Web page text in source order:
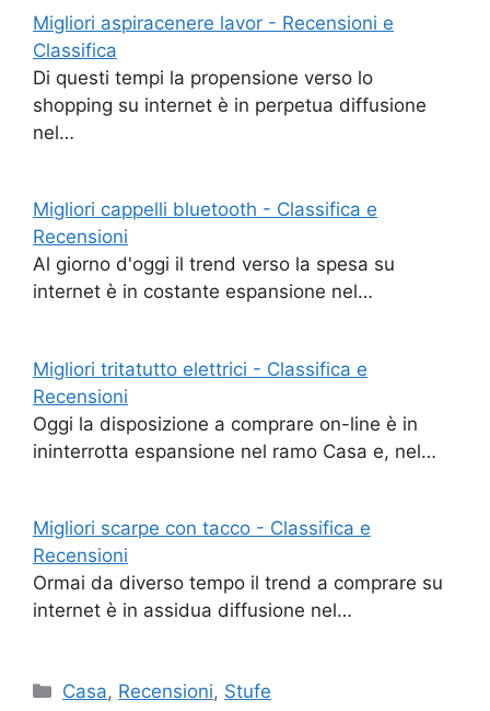
Migliori aspiracenere lavor - Recensioni e
Classifica
Di questi tempi la propensione verso lo
shopping su internet è in perpetua diffusione
nel…
Migliori cappelli bluetooth - Classifica e
Recensioni
Al giorno d'oggi il trend verso la spesa su
internet è in costante espansione nel…
Migliori tritatutto elettrici - Classifica e
Recensioni
Oggi la disposizione a comprare on-line è in
ininterrotta espansione nel ramo Casa e, nel…
Migliori scarpe con tacco - Classifica e
Recensioni
Ormai da diverso tempo il trend a comprare su
internet è in assidua diffusione nel…
Categorie
Casa, Recensioni, Stufe